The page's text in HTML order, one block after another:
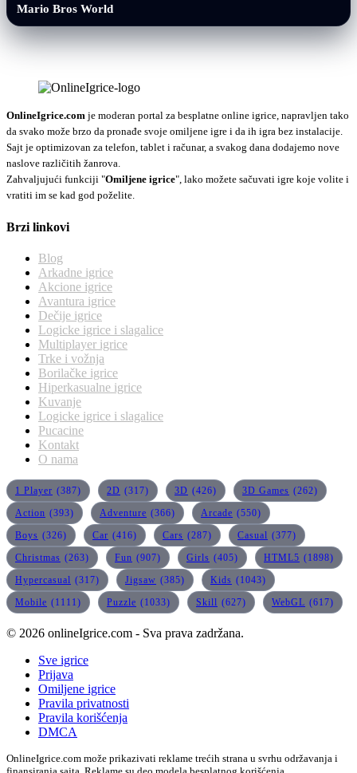
Mario Bros World
OnlineIgrice.com je moderan portal za besplatne online igrice, napravljen tako
da svako može brzo da pronađe svoje omiljene igre i da ih igra bez instalacije.
Sajt je optimizovan za telefon, tablet i računar, a svakog dana dodajemo nove
naslove različitih žanrova.
Zahvaljujući funkciji "Omiljene igrice", lako možete sačuvati igre koje volite i
vratiti im se kad god poželite.
Brzi linkovi
Blog
Arkadne igrice
Akcione igrice
Avantura igrice
Dečije igrice
Logicke igrice i slagalice
Multiplayer igrice
Trke i vožnja
Borilačke igrice
Hiperkasualne igrice
Kuvanje
Logicke igrice i slagalice
Pucacine
Kontakt
O nama
1 Player (387) 2D (317) 3D (426) 3D Games (262)
Action (393) Adventure (366) Arcade (550)
Boys (326) Car (416) Cars (287) Casual (377)
Christmas (263) Fun (907) Girls (405) HTML5 (1898)
Hypercasual (317) Jigsaw (385) Kids (1043)
Mobile (1111) Puzzle (1033) Skill (627) WebGL (617)
© 2026 onlineIgrice.com - Sva prava zadržana.
Sve igrice
Prijava
Omiljene igrice
Pravila privatnosti
Pravila korišćenja
DMCA
OnlineIgrice.com može prikazivati reklame trećih strana u svrhu održavanja i